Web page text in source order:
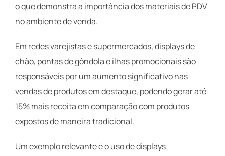
o que demonstra a importância dos materiais de PDV
no ambiente de venda.
Em redes varejistas e supermercados, displays de
chão, pontas de gôndola e ilhas promocionais são
responsáveis por um aumento significativo nas
vendas de produtos em destaque, podendo gerar até
15% mais receita em comparação com produtos
expostos de maneira tradicional.
Um exemplo relevante é o uso de displays